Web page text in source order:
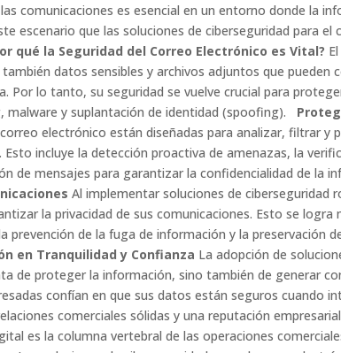
comunicaciones es esencial en un entorno donde la
escenario que las soluciones de ciberseguridad para
qué la Seguridad del Correo Electrónico es Vital?
datos sensibles y archivos adjuntos que
Por lo tanto, su seguridad se vuelve crucial para
malware y suplantación de identidad (spoofing).
electrónico están diseñadas para analizar, filtrar y
Esto incluye la detección proactiva de amenazas, la
de mensajes para garantizar la confidencialidad de la
Al implementar soluciones de ciberseguridad
la privacidad de sus comunicaciones. Esto se
prevención de la fuga de información y la preservación
en Tranquilidad y Confianza La adopción de
de proteger la información, sino también de generar
confían en que sus datos están seguros cuando
comerciales sólidas y una reputación
es la columna vertebral de las operaciones